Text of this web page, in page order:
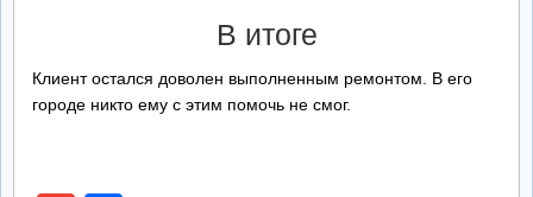
В итоге
Клиент остался доволен выполненным ремонтом. В его
городе никто ему с этим помочь не смог.